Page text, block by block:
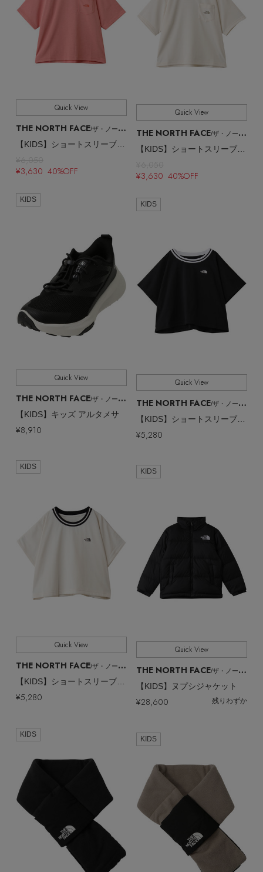
Quick View
THE NORTH FACE/ザ・ノース・フェイス
【KIDS】ショートスリーブヒートプロテクションティー
¥6,050
¥3,630 40%OFF
Quick View
THE NORTH FACE/ザ・ノース・フェイス
【KIDS】ショートスリーブヒートプロテクションティー
¥6,050
¥3,630 40%OFF
KIDS
Quick View
THE NORTH FACE/ザ・ノース・フェイス
【KIDS】キッズ アルタメサ
¥8,910
KIDS
Quick View
THE NORTH FACE/ザ・ノース・フェイス
【KIDS】ショートスリーブワイドショートティー
¥5,280
KIDS
Quick View
THE NORTH FACE/ザ・ノース・フェイス
【KIDS】ショートスリーブワイドショートティー
¥5,280
KIDS
Quick View
THE NORTH FACE/ザ・ノース・フェイス
【KIDS】ヌプシジャケット
¥28,600 残りわずか
KIDS
KIDS